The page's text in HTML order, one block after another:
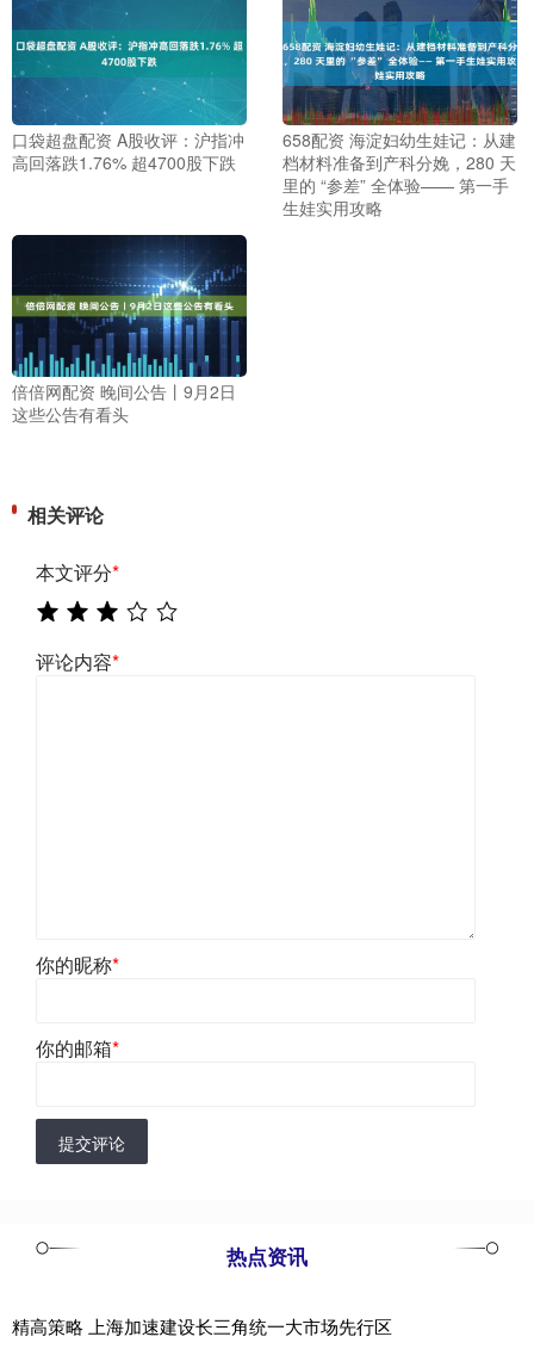
口袋超盘配资 A股收评：沪指冲
高回落跌1.76% 超4700股下跌
658配资 海淀妇幼生娃记：从建
档材料准备到产科分娩，280 天
里的 “参差” 全体验—— 第一手
生娃实用攻略
倍倍网配资 晚间公告丨9月2日
这些公告有看头
相关评论
本文评分*
评论内容*
你的昵称*
你的邮箱*
提交评论
热点资讯
精高策略 上海加速建设长三角统一大市场先行区